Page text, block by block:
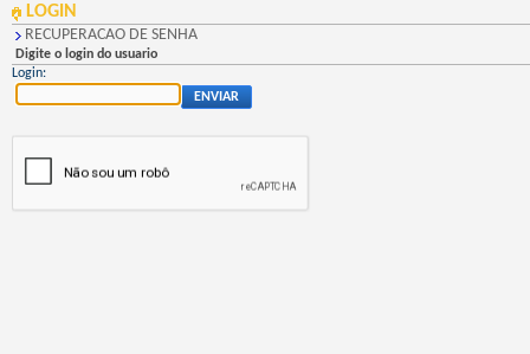
LOGIN
RECUPERACAO DE SENHA
Digite o login do usuario
Login:
ENVIAR